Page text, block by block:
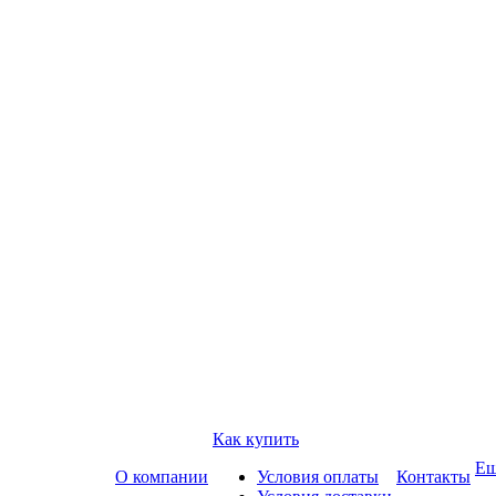
О компании
Как купить
Условия оплаты
Контакты